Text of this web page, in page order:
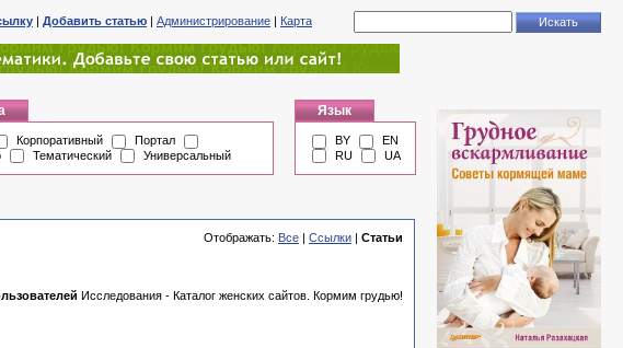
| Добавить статью | Администрирование | Карта
Корпоративный
Портал
Тематический Универсальный
Язык
BY
EN
RU
UA
Отображать: Все | Ссылки | Статьи
Исследования - Каталог женских сайтов. Кормим грудью!